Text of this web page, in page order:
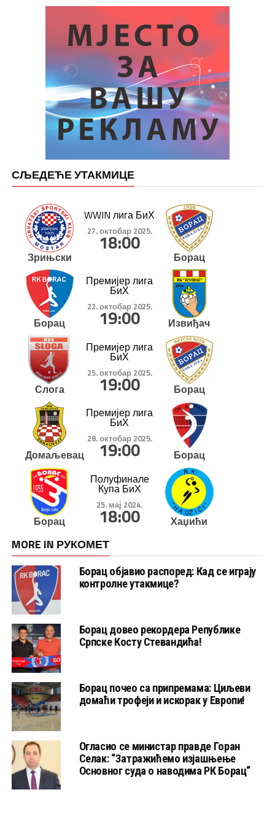
СЉЕДЕЋЕ УТАКМИЦЕ
Зрињски
WWIN лига БиХ
27. октобар 2025.
18:00
Борац
Борац
Премијер лига
БиХ
22. октобар 2025.
19:00 Извиђач
Слога
Премијер лига
БиХ
25. октобар 2025.
19:00 Борац
Домаљевац
Премијер лига
БиХ
28. октобар 2025.
19:00 Борац
Борац
Полуфинале
Купа БиХ
25. мај 2024.
18:00 Хаџићи
MORE IN РУКОМЕТ
Борац објавио распоред: Кад се играју
контролне утакмице?
Борац довео рекордера Републике
Српске Косту Стевандића!
Борац почео са припремама: Циљеви
домаћи трофеји и искорак у Европи!
Огласио се министар правде Горан
Селак: “Затражићемо изјашњење
Основног суда о наводима РК Борац“